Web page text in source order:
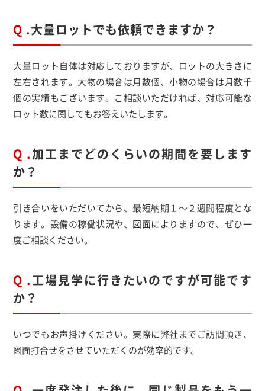
Q .大量ロットでも依頼できますか？
大量ロット自体は対応しておりますが、ロットの大きさに
左右されます。大物の場合は月数個、小物の場合は月数千
個の実績もございます。ご相談いただければ、対応可能な
ロット数に関してもお答えいたします。
Q .加工までどのくらいの期間を要します
か？
引き合いをいただいてから、最短納期１～２週間程度とな
ります。設備の稼働状況や、図面によりますので、ぜひ一
度ご相談ください。
Q .工場見学に行きたいのですが可能です
か？
いつでもお声掛けください。実際に弊社までご訪問頂き、
図面打合せをさせていただくのが効率的です。